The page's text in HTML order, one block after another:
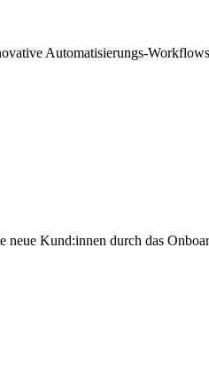
Automatisierungs-
neue Kund:innen durch das